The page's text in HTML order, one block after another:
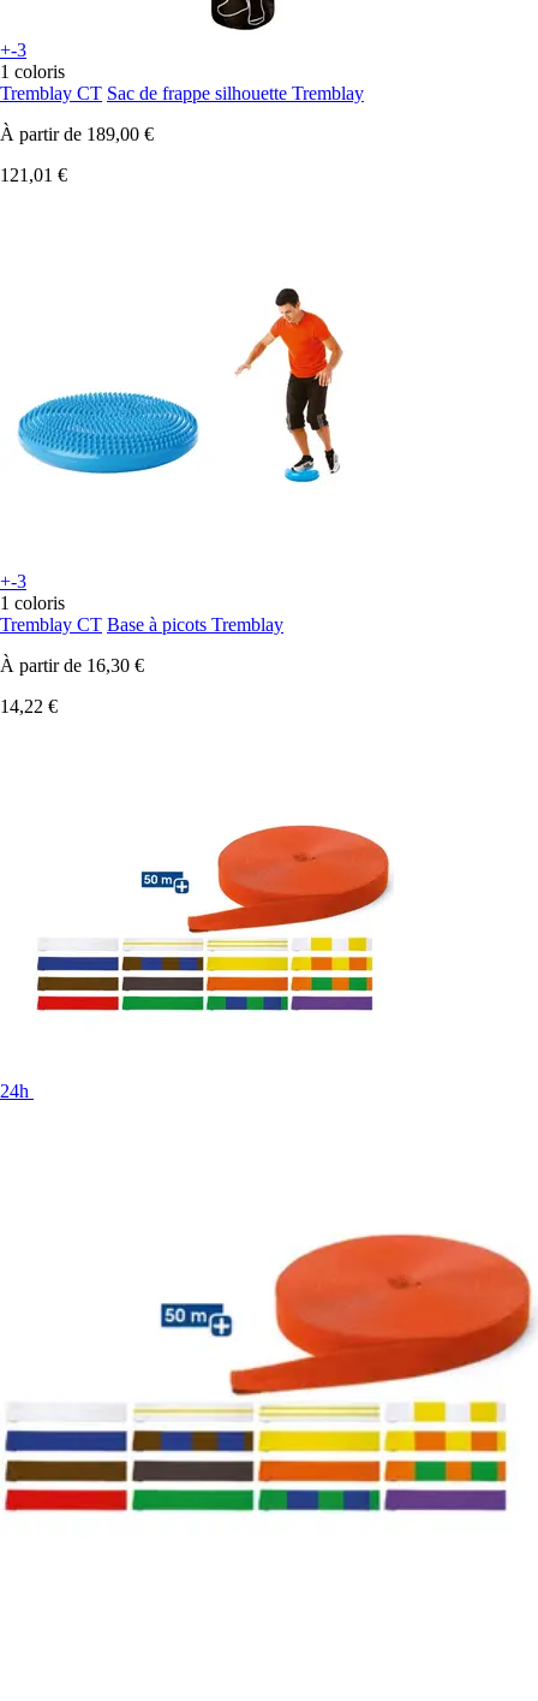
+-3
1 coloris
Tremblay CT Sac de frappe silhouette Tremblay
À partir de 189,00 €
121,01 €
+-3
1 coloris
Tremblay CT Base à picots Tremblay
À partir de 16,30 €
14,22 €
24h